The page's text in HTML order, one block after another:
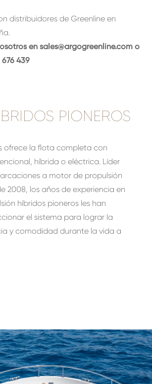
distribuidores de Greenline en
en sales@argogreenline.com o
439
PIONEROS
ofrece la flota completa con
híbrida o eléctrica. Líder
a motor de propulsión
2008, los años de experiencia en
híbridos pioneros les han
el sistema para lograr la
y comodidad durante la vida a